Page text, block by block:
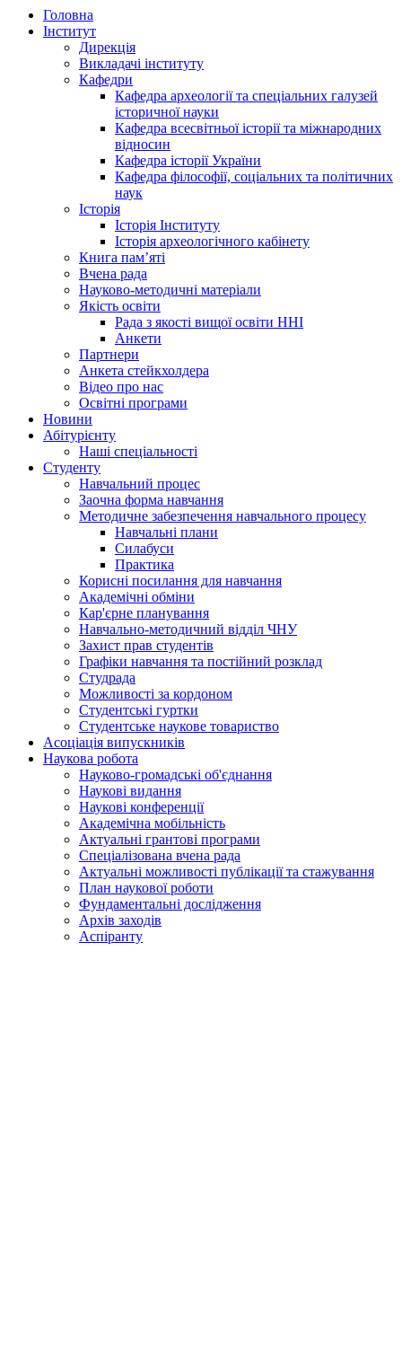
Головна
Інститут
Дирекція
Викладачі інституту
Кафедри
Кафедра археології та спеціальних галузей
історичної науки
Кафедра всесвітньої історії та міжнародних
відносин
Кафедра історії України
Кафедра філософії, соціальних та політичних
наук
Історія
Історія Інституту
Історія археологічного кабінету
Книга памʼяті
Вчена рада
Науково-методичні матеріали
Якість освіти
Рада з якості вищої освіти ННІ
Анкети
Партнери
Анкета стейкхолдера
Відео про нас
Освітні програми
Hовини
Абітурієнту
Наші спеціальності
Студенту
Навчальний процес
Заочна форма навчання
Методичне забезпечення навчального процесу
Навчальні плани
Силабуси
Практика
Корисні посилання для навчання
Академічні обміни
Кар'єрне планування
Навчально-методичний відділ ЧНУ
Захист прав студентів
Графіки навчання та постійний розклад
Студрада
Можливості за кордоном
Студентські гуртки
Студентське наукове товариство
Асоціація випускників
Наукова робота
Науково-громадські об'єднання
Наукові видання
Наукові конференції
Академічна мобільність
Актуальні грантові програми
Спеціалізована вчена рада
Актуальні можливості публікації та стажування
План наукової роботи
Фундаментальні дослідження
Архів заходів
Аспіранту